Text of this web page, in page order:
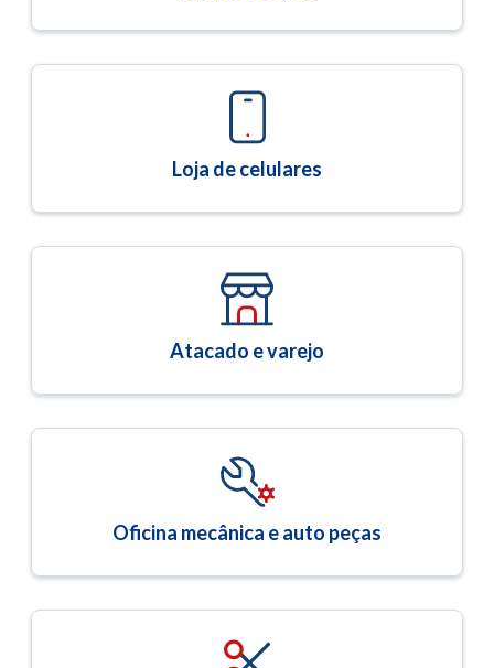
Loja de celulares
Atacado e varejo
Oficina mecânica e auto peças